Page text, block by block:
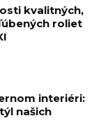
kvalitných,
roliet
interiéri:
našich